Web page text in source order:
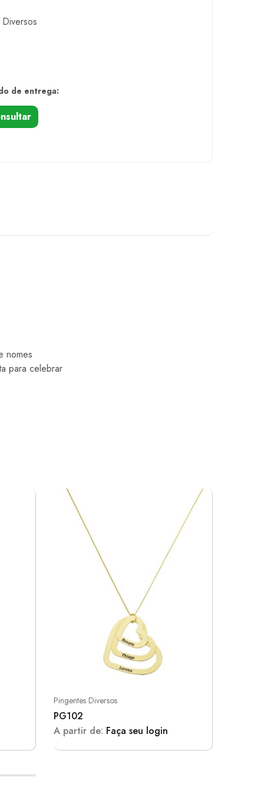
de entrega:
nomes
para celebrar
Pingentes Diversos
PG102
A partir de: Faça seu login